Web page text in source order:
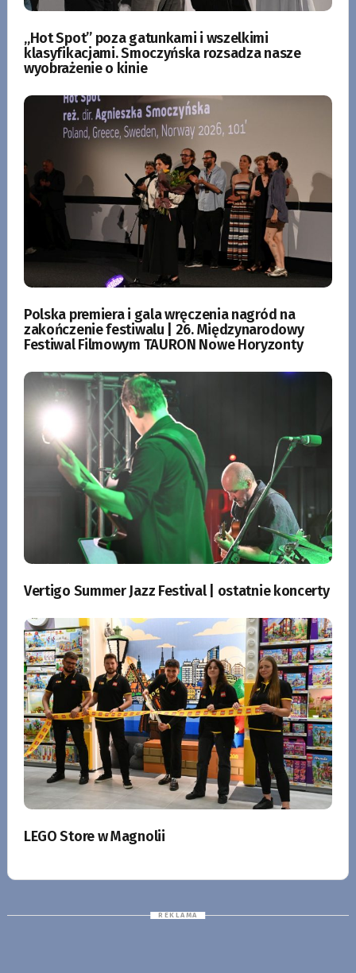
„Hot Spot” poza gatunkami i wszelkimi
klasyfikacjami. Smoczyńska rozsadza nasze
wyobrażenie o kinie
Polska premiera i gala wręczenia nagród na
zakończenie festiwalu | 26. Międzynarodowy
Festiwal Filmowym TAURON Nowe Horyzonty
Vertigo Summer Jazz Festival | ostatnie koncerty
LEGO Store w Magnolii